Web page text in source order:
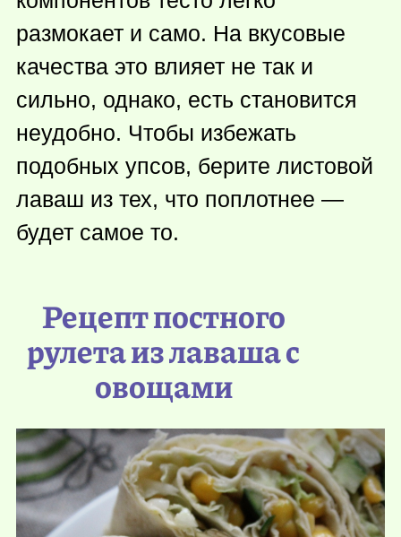
размокает и само. На вкусовые
качества это влияет не так и
сильно, однако, есть становится
неудобно. Чтобы избежать
подобных упсов, берите листовой
лаваш из тех, что поплотнее —
будет самое то.
Рецепт постного
рулета из лаваша с
овощами